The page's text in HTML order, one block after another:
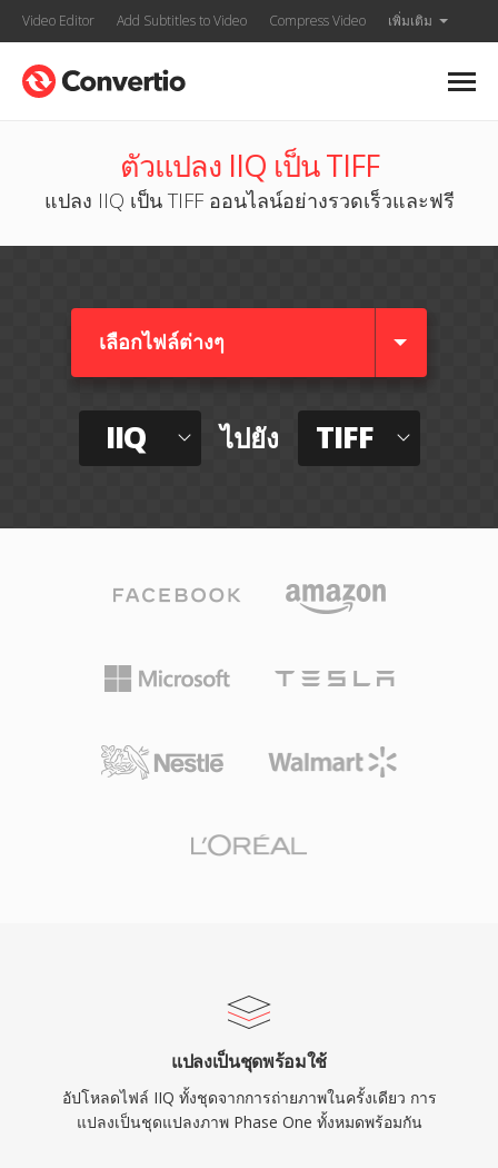
Video Editor Add Subtitles to Video Compress Video เพิ่มเติม
ตัวแปลง IIQ เป็น TIFF
แปลง IIQ เป็น TIFF ออนไลน์อย่างรวดเร็วและฟรี
เลือกไฟล์ต่างๆ​
IIQ ไปยัง TIFF
แปลงเป็นชุดพร้อมใช้
อัปโหลดไฟล์ IIQ ทั้งชุดจากการถ่ายภาพในครั้งเดียว การ
แปลงเป็นชุดแปลงภาพ Phase One ทั้งหมดพร้อมกัน